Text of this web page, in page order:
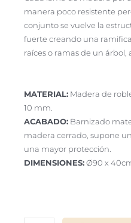
manera poco resistente
conjunto se vuelve la
fuerte creando una
raíces o ramas de un árbol,
MATERIAL: Madera de
10 mm.
ACABADO: Barnizado
madera cerrado, supone
una mayor protección.
DIMENSIONES: Ø90 x